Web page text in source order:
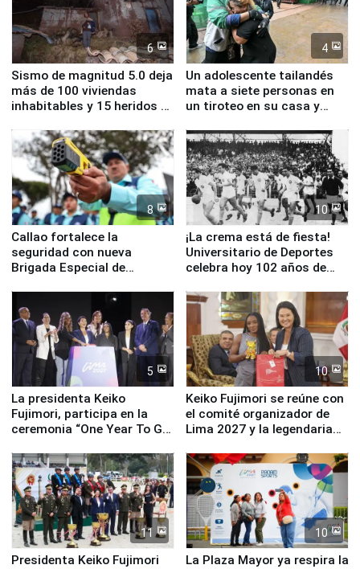
6
Sismo de magnitud 5.0 deja
más de 100 viviendas
inhabitables y 15 heridos en
4
Un adolescente tailandés
mata a siete personas en
un tiroteo en su casa y
8
Callao fortalece la
seguridad con nueva
Brigada Especial de
equipamiento para
Serenazgo
10
¡La crema está de fiesta!
Universitario de Deportes
celebra hoy 102 años de
5
La presidenta Keiko
Fujimori, participa en la
ceremonia “One Year To Go
10
Keiko Fujimori se reúne con
el comité organizador de
Lima 2027 y la legendaria
11
Presidenta Keiko Fujimori
10
La Plaza Mayor ya respira la